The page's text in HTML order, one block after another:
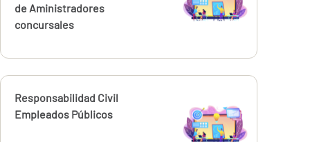
de Aministradores
concursales
Calcúlalo ahora
Responsabilidad Civil
Empleados Públicos